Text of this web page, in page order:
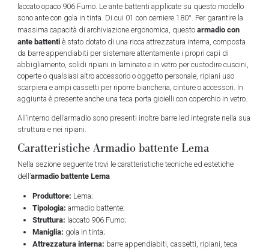
laccato opaco 906 Fumo. Le ante battenti applicate su questo modello
sono ante con gola in tinta. Di cui 01 con cerniere 180°. Per garantire la
massima capacità di archiviazione ergonomica, questoarmadio con
ante battentiè stato dotato di una ricca attrezzatura interna, composta
da barre appendiabiti per sistemare attentamente i propri capi di
abbigliamento, solidi ripiani in laminato e in vetro per custodire cuscini,
coperte o qualsiasi altro accessorio o oggetto personale, ripiani uso
scarpiera e ampi cassetti per riporre biancheria, cinture o accessori. In
aggiunta è presente anche una teca porta gioielli con coperchio in vetro.
All’interno dell’armadio sono presenti inoltre barre led integrate nella sua
struttura e nei ripiani.
Caratteristiche Armadio battente Lema
Nella sezione seguente trovi le caratteristiche tecniche ed estetiche
dell’armadio battente Lema
Produttore: Lema;
Tipologia:armadio battente;
Struttura: laccato 906 Fumo;
Maniglia: gola in tinta;
Attrezzatura interna: barre appendiabiti, cassetti, ripiani, teca